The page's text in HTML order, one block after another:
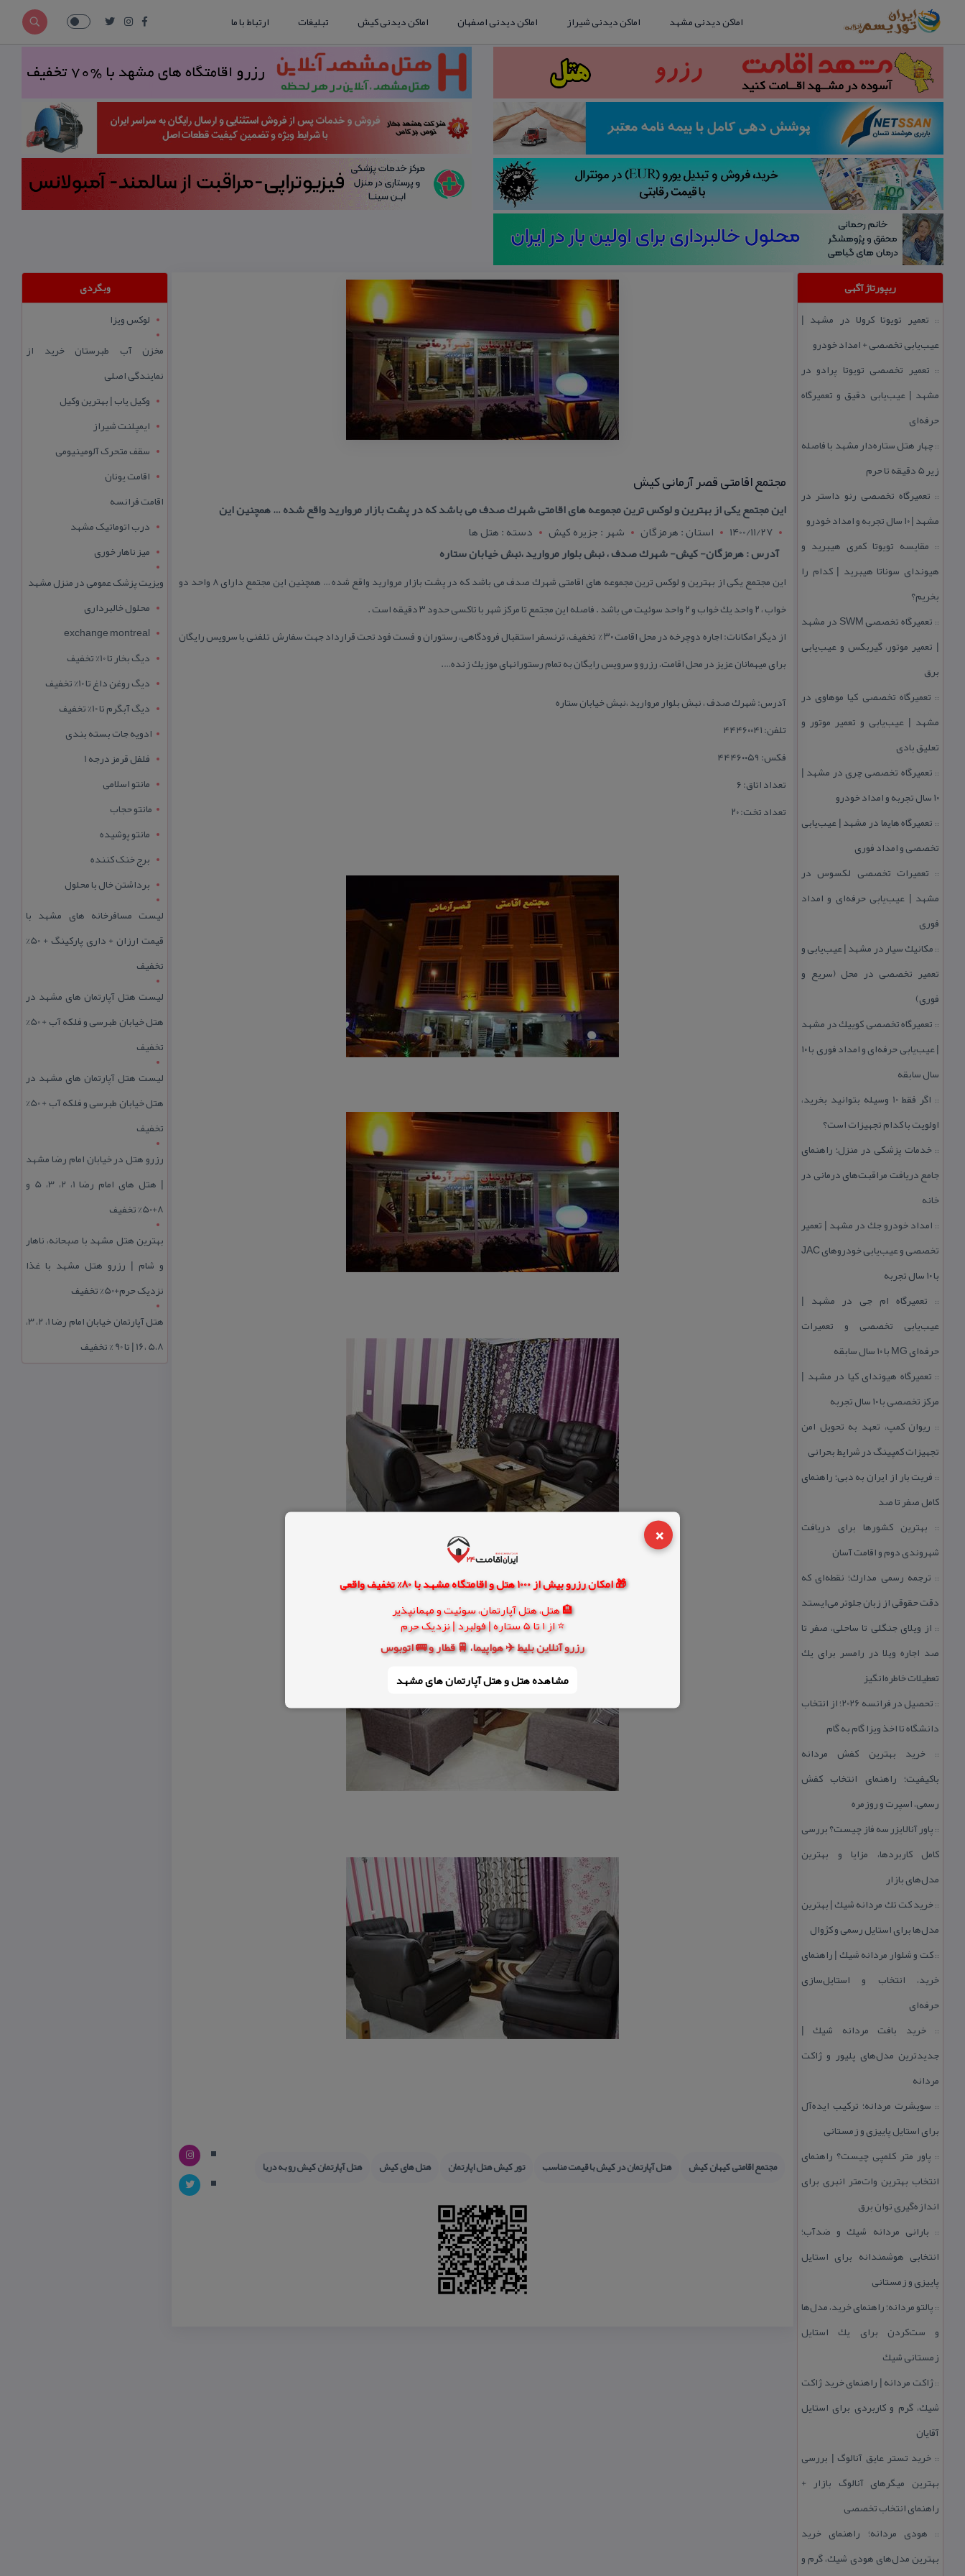
×
🎁 امکان رزرو بیش از 1000 هتل و اقامتگاه مشهد با 80% تخفیف واقعی
🏨 هتل، هتل آپارتمان، سوئیت و مهمانپذیر
⭐ از 1 تا 5 ستاره | فولبرد | نزدیک حرم
رزرو آنلاین بلیط ✈️ هواپیما، 🚆 قطار و 🚌 اتوبوس
مشاهده هتل و هتل‌ آپارتمان های مشهد
اماکن دیدنی مشهد اماکن دیدنی شیراز اماکن دیدنی اصفهان اماکن دیدنی کیش تبلیغات ارتباط با ما
ریپورتاژ آگهی
:: تعمیر تویوتا كرولا در مشهد |
عیب‌یابی تخصصی + امداد خودرو
:: تعمیر تخصصی تویوتا پرادو در
مشهد | عیب‌یابی دقیق و تعمیرگاه
حرفه‌ای
::چهار هتل‌ ستاره‌دار مشهد با فاصله
زیر 5 دقیقه تا حرم
:: تعمیرگاه تخصصی رنو داستر در
مشهد | ۱۰ سال تجربه و امداد خودرو
:: مقایسه تویوتا كمری هیبرید و
هیوندای سوناتا هیبرید | كدام را
بخریم؟
::
تعمیرگاه تخصصی SWM در مشهد
| تعمیر موتور، گیربكس و عیب‌یابی
برق
:: تعمیرگاه تخصصی كیا موهاوی در
مشهد | عیب‌یابی و تعمیر موتور و
تعلیق بادی
:: تعمیرگاه تخصصی چری در مشهد |
۱۰ سال تجربه و امداد خودرو
:: تعمیرگاه هایما در مشهد | عیب‌یابی
تخصصی و امداد فوری
:: تعمیرات تخصصی لكسوس در
مشهد | عیب‌یابی حرفه‌ای و امداد
فوری
:: مكانیك سیار در مشهد | عیب‌یابی و
تعمیر تخصصی در محل (سریع و
فوری)
:: تعمیرگاه تخصصی كوییك در مشهد
| عیب‌یابی حرفه‌ای و امداد فوری با ۱۰
سال سابقه
::
اگر فقط 10 وسیله بتوانید بخرید،
اولویت با كدام تجهیزات است؟
:: خدمات پزشكی در منزل؛ راهنمای
جامع دریافت مراقبت‌های درمانی در
خانه
:: امداد خودرو جك در مشهد | تعمیر
تخصصی و عیب‌یابی خودروهای JAC
با ۱۰ سال تجربه
:: تعمیرگاه ام جی در مشهد |
عیب‌یابی تخصصی و تعمیرات
حرفه‌ای MG با ۱۰ سال سابقه
:: تعمیرگاه هیوندای كیا در مشهد |
مركز تخصصی با ۱۰ سال تجربه
:: ریوان كمپ، تعهد به تحویل امن
تجهیزات كمپینگ در شرایط بحرانی
:: فریت بار از ایران به دبی؛ راهنمای
كامل صفر تا صد
:: بهترین كشورها برای دریافت
شهروندی دوم و اقامت آسان
:: ترجمه رسمی مدارك؛ نقطه‌ای كه
دقت حقوقی از زبان جلوتر می‌ایستد
:: از ویلای جنگلی تا ساحلی، صفر تا
صد اجاره ویلا در رامسر برای یك
تعطیلات خاطره‌انگیز
::
تحصیل در فرانسه 2026؛ از انتخاب
دانشگاه تا اخذ ویزا گام به گام
::خرید بهترین كفش مردانه
باكیفیت؛ راهنمای انتخاب كفش
رسمی، اسپرت و روزمره
:: پاور آنالایزر سه فاز چیست؟ بررسی
كامل كاربردها، مزایا و بهترین
مدل‌های بازار
::خرید كت تك مردانه شیك | بهترین
مدل‌ها برای استایل رسمی و كژوال
::كت و شلوار مردانه شیك | راهنمای
خرید، انتخاب و استایل‌سازی
حرفه‌ای
::خرید بافت مردانه شیك |
جدیدترین مدل‌های پلیور و ژاكت
مردانه
:: سویشرت مردانه؛ تركیب ایده‌آل
برای استایل پاییزی و زمستانی
:: پاور متر كلمپی چیست؟ راهنمای
انتخاب بهترین وات‌متر انبری برای
اندازه‌گیری توان برق
:: بارانی مردانه شیك و ضدآب؛
انتخابی هوشمندانه برای استایل
پاییزی و زمستانی
:: پالتو مردانه؛ راهنمای خرید، مدل‌ها
و ست‌كردن برای یك استایل
زمستانی شیك
::ژاكت مردانه | راهنمای خرید ژاكت
شیك، گرم و كاربردی برای استایل
آقایان
:: خرید تستر عایق آنالوگ | بررسی
بهترین میگرهای آنالوگ بازار +
راهنمای انتخاب تخصصی
:: هودی مردانه؛ راهنمای خرید
بهترین مدل‌های هودی شیك، گرم و
مجتمع اقامتی قصر آرمانی كیش
این مجتمع یكی از بهترین و لوكس ترین مجموعه های اقامتی شهرك صدف می باشد كه در پشت بازار مروارید واقع شده … همچنین این
1400/11/27
استان : هرمزگان شهر : جزيره کيش
دسته : هتل ها
آدرس : هرمزگان- كیش- شهرك صدف ، نبش بلوار مروارید ،نبش خیابان ستاره
این مجتمع یكی از بهترین و لوكس ترین مجموعه های اقامتی شهرك صدف می باشد كه در پشت بازار مروارید واقع شده … همچنین این مجتمع دارای ۸ واحد دو
خواب ، ۲ واحد یك خواب و ۲ واحد سوئیت می باشد . فاصله این مجتمع تا مركز شهر با تاكسی حدود ۳ دقیقه است .
از دیگر امكانات: اجاره دوچرخه در محل اقامت ۳۰ % تخفیف، ترنسفر استقبال فرودگاهی، رستوران و فست فود تحت قرارداد جهت سفارش تلفنی با سرویس رایگان
برای میهمانان عزیز در محل اقامت، رزرو و سرویس رایگان به تمام رستورانهای موزیك زنده….
آدرس: شهرك صدف ، نبش بلوار مروارید ،نبش خیابان ستاره
تلفن: ۴۴۴۶۰۰۴۱
فكس: ۴۴۴۶۰۰۵۹
تعداد اتاق: ۶
تعداد تخت: ۲۰
مجتمع اقامتی كیهان كیش هتل آپارتمان در كیش با قیمت مناسب تور كیش هتل اپارتمان هتل های كیش هتل آپارتمان كیش رو به دریا
وبگردی
لوکس ویزا
مخزن آب طبرستان خرید از
نمایندگی اصلی
وکیل یاب | بهترین وکیل
ایمپلنت شیراز
سقف متحرک آلومینیومی
اقامت یونان
اقامت فرانسه
درب اتوماتیک مشهد
میز ناهار خوری
ویزیت پزشک عمومی در منزل مشهد
محلول خالبرداری
exchange montreal
دیگ بخار تا 10% تخفیف
دیگ روغن داغ تا 10% تخفیف
دیگ آبگرم تا 10% تخفیف
ادویه جات بسته بندی
فلفل قرمز درجه 1
مانتو اسلامی
مانتو حجاب
مانتو پوشیده
برج خنک کننده
برداشتن خال با محلول
لیست مسافرخانه های مشهد با
قیمت ارزان + داری پارکینگ + 50%
تخفیف
لیست هتل آپارتمان های مشهد در
هتل خیابان طبرسی و فلکه آب + 50%
تخفیف
لیست هتل آپارتمان های مشهد در
هتل خیابان طبرسی و فلکه آب + 50%
تخفیف
رزرو هتل در خیابان امام رضا مشهد
| هتل‌ های امام رضا 1، 2، 3، 5 و
8+50% تخفیف
بهترین هتل مشهد با صبحانه، ناهار
و شام | رزرو هتل مشهد با غذا
نزدیک حرم+50% تخفیف
هتل آپارتمان خیابان امام رضا 1، 2، 3،
5،8 ،16 | تا 90 % تخفیف